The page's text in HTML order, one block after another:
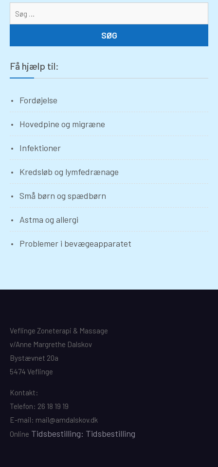
Få hjælp til:
Fordøjelse
Hovedpine og migræne
Infektioner
Kredsløb og lymfedrænage
Små børn og spædbørn
Astma og allergi
Problemer i bevægeapparatet
Veflinge Zoneterapi & Massage
v/Anne Margrethe Dalskov
Bystævnet 20a
5474 Veflinge
Kontakt:
Telefon: 26 18 19 19
E-mail: mail@amdalskov.dk
Online Tidsbestilling: Tidsbestilling